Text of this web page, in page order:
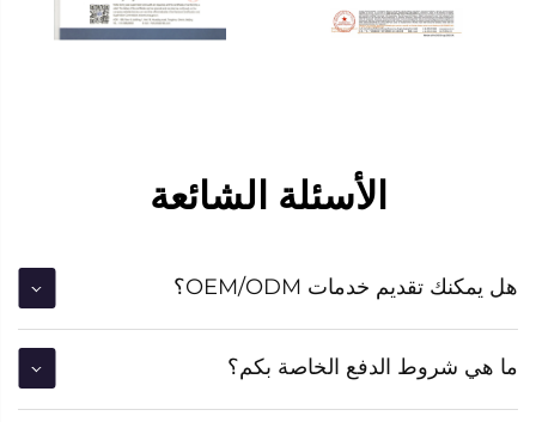
الأسئلة الشائعة
هل يمكنك تقديم خدمات OEM/ODM؟
ما هي شروط الدفع الخاصة بكم؟